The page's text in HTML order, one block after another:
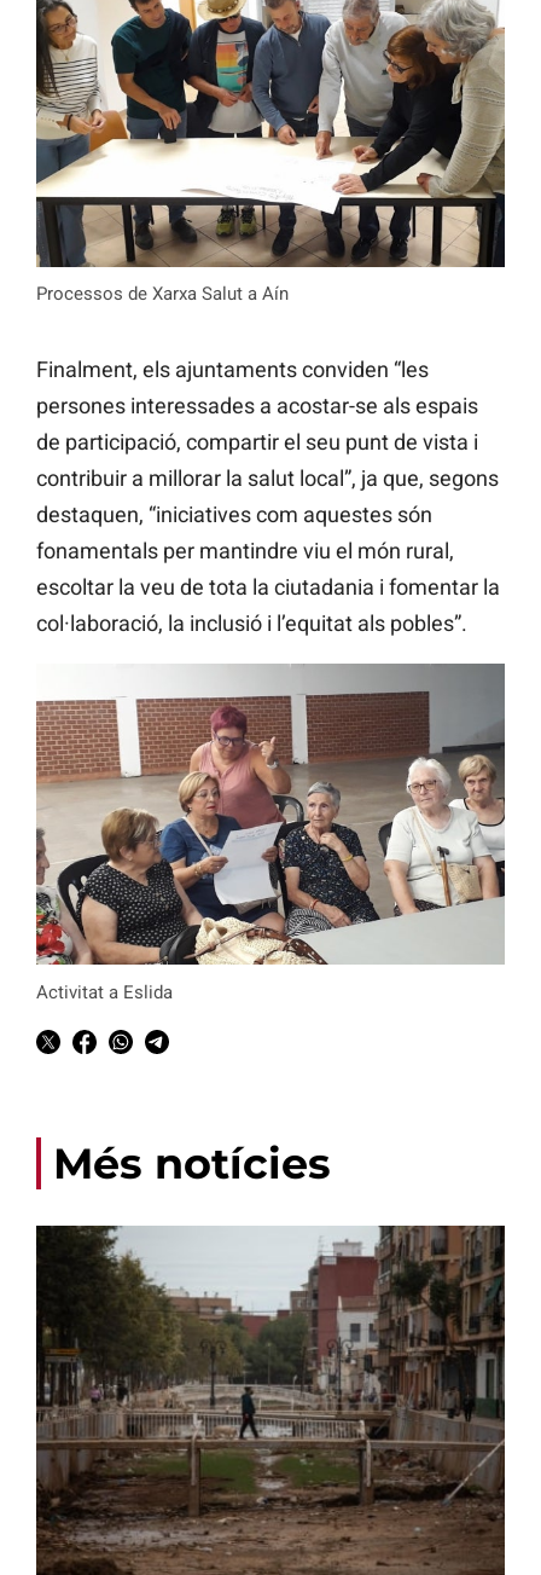
Processos de Xarxa Salut a Aín
Finalment, els ajuntaments conviden “les
persones interessades a acostar-se als espais
de participació, compartir el seu punt de vista i
contribuir a millorar la salut local”, ja que, segons
destaquen, “iniciatives com aquestes són
fonamentals per mantindre viu el món rural,
escoltar la veu de tota la ciutadania i fomentar la
col·laboració, la inclusió i l’equitat als pobles”.
Activitat a Eslida
Més notícies